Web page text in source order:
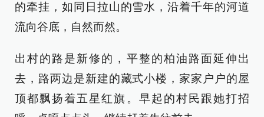
的牵挂，如同日拉山的雪水，沿着千年的河道
流向谷底，自然而然。
出村的路是新修的，平整的柏油路面延伸出
去，路两边是新建的藏式小楼，家家户户的屋
顶都飘扬着五星红旗。早起的村民跟她打招